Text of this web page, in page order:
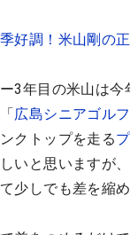
季好調！米山剛の
3年目の米山は今
広島シニアゴル
クトップを走る
しいと思いますが
少しでも差を縮め